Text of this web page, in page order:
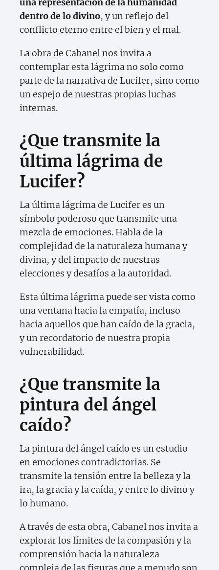
dentro de lo divino, y un reflejo del
conflicto eterno entre el bien y el mal.
La obra de Cabanel nos invita a
contemplar esta lágrima no solo como
parte de la narrativa de Lucifer, sino como
un espejo de nuestras propias luchas
internas.
¿Que transmite la
última lágrima de
Lucifer?
La última lágrima de Lucifer es un
símbolo poderoso que transmite una
mezcla de emociones. Habla de la
complejidad de la naturaleza humana y
divina, y del impacto de nuestras
elecciones y desafíos a la autoridad.
Esta última lágrima puede ser vista como
una ventana hacia la empatía, incluso
hacia aquellos que han caído de la gracia,
y un recordatorio de nuestra propia
vulnerabilidad.
¿Que transmite la
pintura del ángel
caído?
La pintura del ángel caído es un estudio
en emociones contradictorias. Se
transmite la tensión entre la belleza y la
ira, la gracia y la caída, y entre lo divino y
lo humano.
A través de esta obra, Cabanel nos invita a
explorar los límites de la compasión y la
comprensión hacia la naturaleza